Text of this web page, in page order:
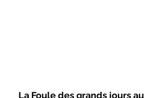
La Foule des grands jours au